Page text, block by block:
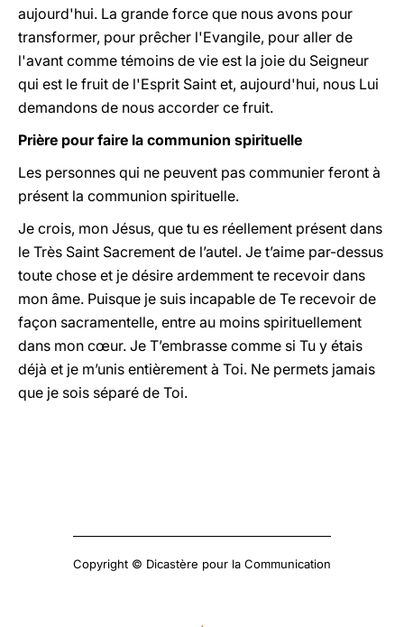
aujourd'hui. La grande force que nous avons pour
transformer, pour prêcher l'Evangile, pour aller de
l'avant comme témoins de vie est la joie du Seigneur
qui est le fruit de l'Esprit Saint et, aujourd'hui, nous Lui
demandons de nous accorder ce fruit.
Prière pour faire la communion spirituelle
Les personnes qui ne peuvent pas communier feront à
présent la communion spirituelle.
Je crois, mon Jésus, que tu es réellement présent dans
le Très Saint Sacrement de l’autel. Je t’aime par-dessus
toute chose et je désire ardemment te recevoir dans
mon âme. Puisque je suis incapable de Te recevoir de
façon sacramentelle, entre au moins spirituellement
dans mon cœur. Je T’embrasse comme si Tu y étais
déjà et je m’unis entièrement à Toi. Ne permets jamais
que je sois séparé de Toi.
Copyright © Dicastère pour la Communication